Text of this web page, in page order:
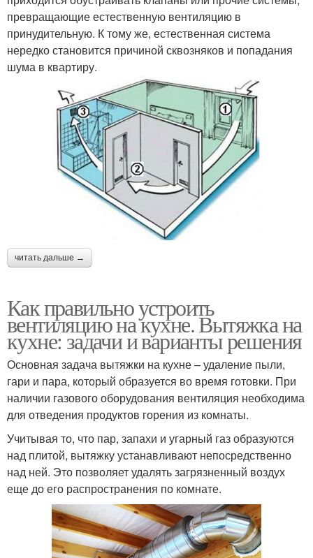
превращающие естественную вентиляцию в
принудительную. К тому же, естественная система
нередко становится причиной сквозняков и попадания
шума в квартиру.
читать дальше →
Как правильно устроить
вентиляцию на кухне. Вытяжка на
кухне: задачи и варианты решения
Основная задача вытяжки на кухне – удаление пыли,
гари и пара, который образуется во время готовки. При
наличии газового оборудования вентиляция необходима
для отведения продуктов горения из комнаты.
Учитывая то, что пар, запахи и угарный газ образуются
над плитой, вытяжку устанавливают непосредственно
над ней. Это позволяет удалять загрязненный воздух
еще до его распространения по комнате.